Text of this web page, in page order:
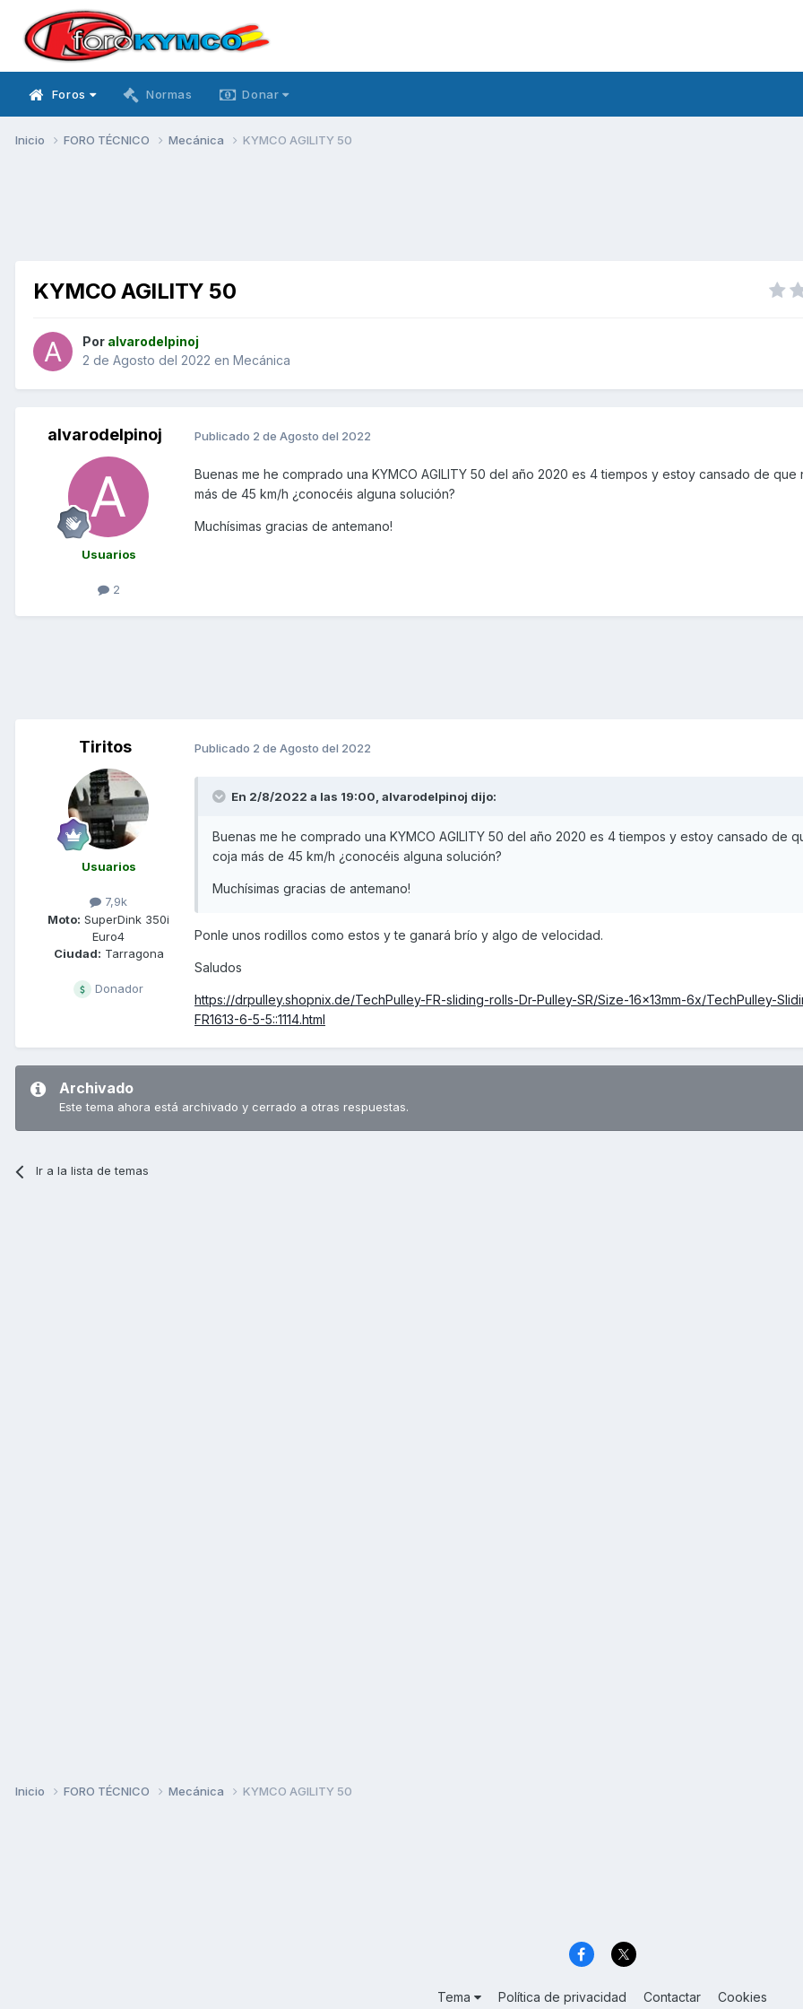
Foros Normas Donar
Inicio FORO TÉCNICO Mecánica KYMCO AGILITY 50
KYMCO AGILITY 50
Por alvarodelpinoj
2 de Agosto del 2022 en Mecánica
alvarodelpinoj
Usuarios
2
Publicado 2 de Agosto del 2022
Buenas me he comprado una KYMCO AGILITY 50 del año 2020 es 4 tiempos y estoy cansado de que
más de 45 km/h ¿conocéis alguna solución?
Muchísimas gracias de antemano!
Tiritos
Usuarios
7,9k
Moto: SuperDink 350i
Euro4
Ciudad: Tarragona
Donador
Publicado 2 de Agosto del 2022
En 2/8/2022 a las 19:00, alvarodelpinoj dijo:
Buenas me he comprado una KYMCO AGILITY 50 del año 2020 es 4 tiempos y estoy cansado de
coja más de 45 km/h ¿conocéis alguna solución?
Muchísimas gracias de antemano!
Ponle unos rodillos como estos y te ganará brío y algo de velocidad.
Saludos
https://drpulley.shopnix.de/TechPulley-FR-sliding-rolls-Dr-Pulley-SR/Size-16x13mm-6x/TechPulley-
FR1613-6-5-5::1114.html
Archivado
Este tema ahora está archivado y cerrado a otras respuestas.
Ir a la lista de temas
Inicio FORO TÉCNICO Mecánica KYMCO AGILITY 50
Tema Política de privacidad Contactar Cookies